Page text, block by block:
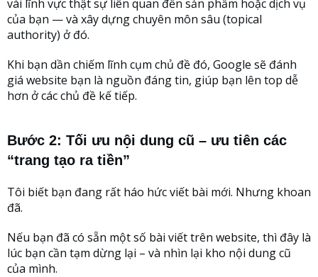
vài lĩnh vực thật sự liên quan đến sản phẩm hoặc dịch vụ
của bạn — và xây dựng chuyên môn sâu (topical
authority) ở đó.
Khi bạn dần chiếm lĩnh cụm chủ đề đó, Google sẽ đánh
giá website bạn là nguồn đáng tin, giúp bạn lên top dễ
hơn ở các chủ đề kế tiếp.
Bước 2: Tối ưu nội dung cũ – ưu tiên các
“trang tạo ra tiền”
Tôi biết bạn đang rất háo hức viết bài mới. Nhưng khoan
đã.
Nếu bạn đã có sẵn một số bài viết trên website, thì đây là
lúc bạn cần tạm dừng lại – và nhìn lại kho nội dung cũ
của mình.